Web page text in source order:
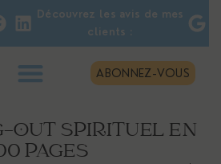
Découvrez les avis de mes
clients :
ABONNEZ-VOUS
OUT SPIRITUEL EN
PAGES